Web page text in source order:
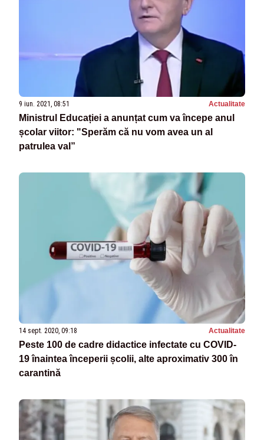
9 iun. 2021, 08:51 Actualitate
Ministrul Educației a anunțat cum va începe anul
școlar viitor: "Sperăm că nu vom avea un al
patrulea val”
14 sept. 2020, 09:18 Actualitate
Peste 100 de cadre didactice infectate cu COVID-
19 înaintea începerii școlii, alte aproximativ 300 în
carantină